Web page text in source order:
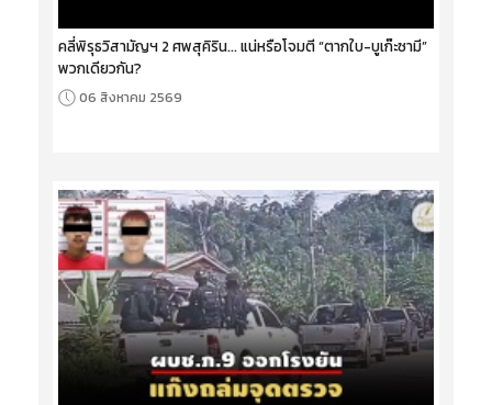
คลี่พิรุธวิสามัญฯ 2 ศพสุคิริน... แน่หรือโจมตี “ตากใบ-บูเก๊ะซามี”
พวกเดียวกัน?
06 สิงหาคม 2569